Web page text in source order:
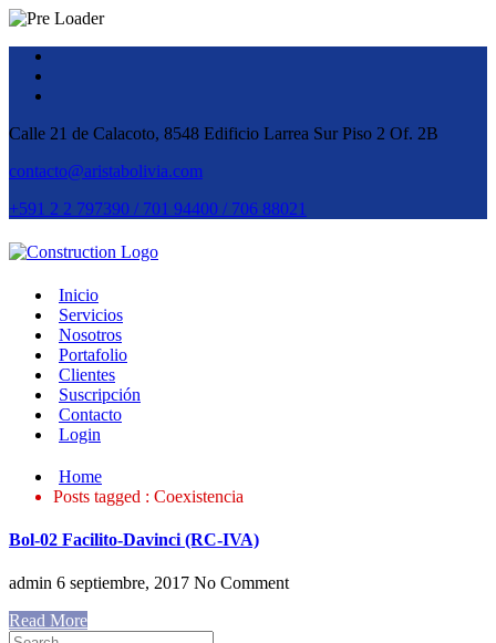
Calle 21 de Calacoto, 8548 Edificio Larrea Sur Piso 2 Of. 2B
contacto@aristabolivia.com
+591 2 2 797390 / 701 94400 / 706 88021
Inicio
Servicios
Nosotros
Portafolio
Clientes
Suscripción
Contacto
Login
Home
Posts tagged : Coexistencia
Bol-02 Facilito-Davinci (RC-IVA)
admin 6 septiembre, 2017 No Comment
Read More